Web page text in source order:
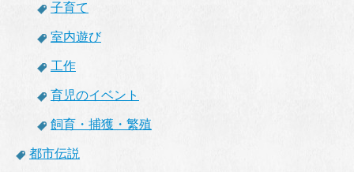
子育て
室内遊び
工作
育児のイベント
飼育・捕獲・繁殖
都市伝説